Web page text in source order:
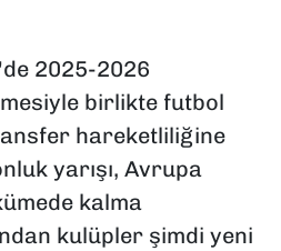
2025-2026
birlikte futbol
hareketliliğine
yarışı, Avrupa
kalma
kulüpler şimdi yeni